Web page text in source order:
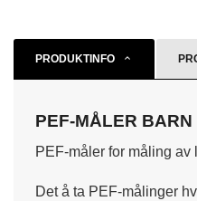
PRODUKTINFO
PEF-MÅLER BARN
PEF-måler for måling
Det å ta PEF-målinger